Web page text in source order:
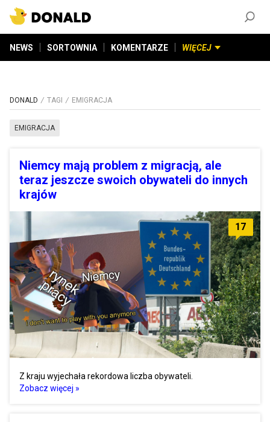
NEWS SORTOWNIA KOMENTARZE WIĘCEJ
DONALD TAGI EMIGRACJA
EMIGRACJA
Niemcy mają problem z migracją, ale
teraz jeszcze swoich obywateli do innych
krajów
17
Z kraju wyjechała rekordowa liczba obywateli.
Zobacz więcej »